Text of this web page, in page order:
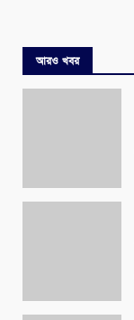
আরও খবর